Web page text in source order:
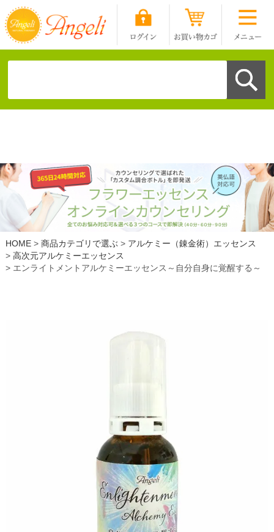
HOME 商品カテゴリで選ぶ
アルケミー（錬金術）エッセンス
高次元アルケミーエッセンス
エンライトメントアルケミーエッセンス～自分自身に覚醒する～